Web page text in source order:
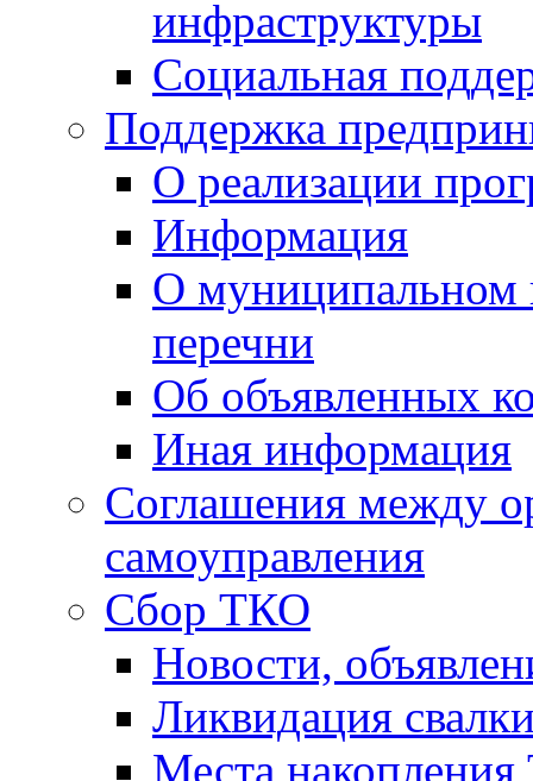
инфраструктуры
Социальная
Поддержка
О реализации
Информация
О муниципальном
перечни
Об объявленных
Иная информация
Соглашения между
самоуправления
Сбор ТКО
Новости,
Ликвидация
Места